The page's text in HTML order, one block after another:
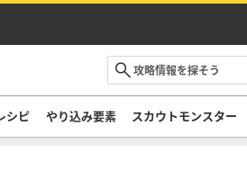
シピ やり込み要素 スカウトモンスター